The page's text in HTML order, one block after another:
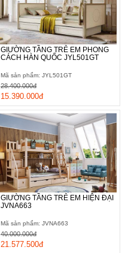
GIƯỜNG TẦNG TRẺ EM PHONG
CÁCH HÀN QUỐC JYL501GT
Mã sản phẩm: JYL501GT
15.390.000đ
28.400.000đ
GIƯỜNG TẦNG TRẺ EM HIỆN ĐẠI
JVNA663
Mã sản phẩm: JVNA663
21.577.500đ
40.000.000đ